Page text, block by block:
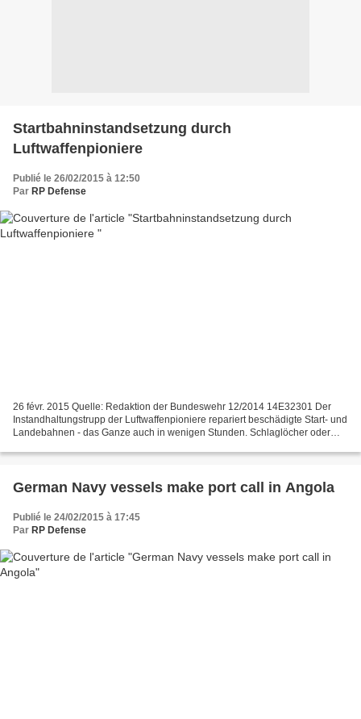
Startbahninstandsetzung durch
Luftwaffenpioniere
Publié le 26/02/2015 à 12:50
Par RP Defense
26 févr. 2015 Quelle: Redaktion der Bundeswehr 12/2014 14E32301 Der
Instandhaltungstrupp der Luftwaffenpioniere repariert beschädigte Start- und
Landebahnen - das Ganze auch in wenigen Stunden. Schlaglöcher oder
German Navy vessels make port call in Angola
Publié le 24/02/2015 à 17:45
Par RP Defense